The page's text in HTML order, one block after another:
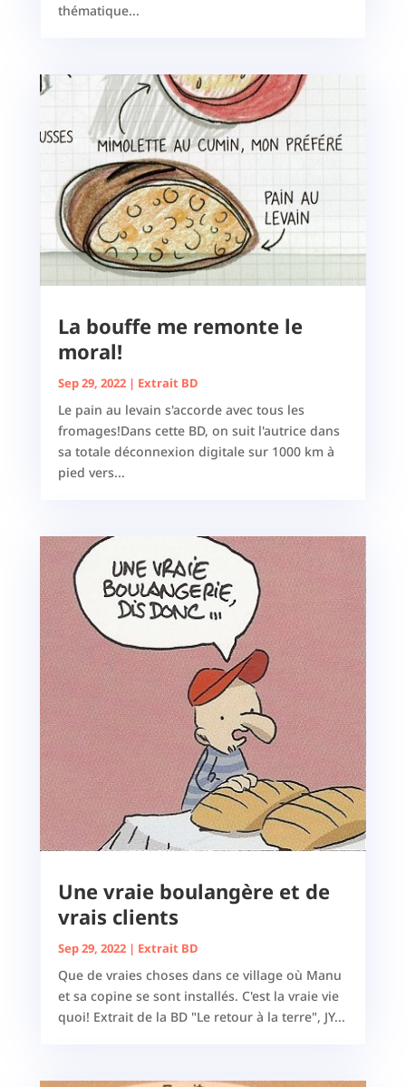
thématique...
La bouffe me remonte le
moral!
Sep 29, 2022| Extrait BD
Le pain au levain s'accorde avec tous les
fromages!Dans cette BD, on suit l'autrice dans
sa totale déconnexion digitale sur 1000 km à
pied vers...
Une vraie boulangère et de
vrais clients
Sep 29, 2022| Extrait BD
Que de vraies choses dans ce village où Manu
et sa copine se sont installés. C'est la vraie vie
quoi! Extrait de la BD "Le retour à la terre", JY...